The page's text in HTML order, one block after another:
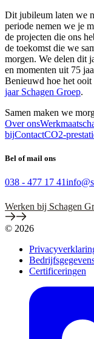
Dit jubileum laten we
periode nemen we je
de projecten die ons
de toekomst die we
morgen. We delen dit
en momenten uit 75
Benieuwd hoe het ooit
jaar Schagen Groep.
Samen maken we
Over ons
bijContactCO2-
Bel of mail ons
038 - 477 17 41
Werken bij Schagen
© 2026
Certificeringen